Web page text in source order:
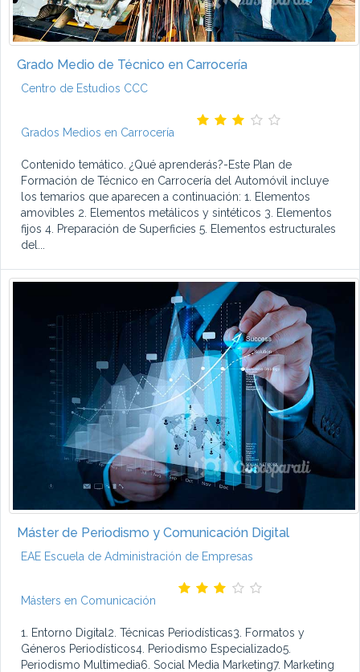
Grado Medio de Técnico en Carrocería
Centro de Estudios CCC
Grados Medios en Carrocería
Contenido temático. ¿Qué aprenderás?-Este Plan de
Formación de Técnico en Carrocería del Automóvil incluye
los temarios que aparecen a continuación: 1. Elementos
amovibles 2. Elementos metálicos y sintéticos 3. Elementos
fijos 4. Preparación de Superficies 5. Elementos estructurales
del...
Máster de Periodismo y Comunicación Digital
EAE Escuela de Administración de Empresas
Másters en Comunicación
1. Entorno Digital2. Técnicas Periodísticas3. Formatos y
Géneros Periodísticos4. Periodismo Especializado5.
Periodismo Multimedia6. Social Media Marketing7. Marketing